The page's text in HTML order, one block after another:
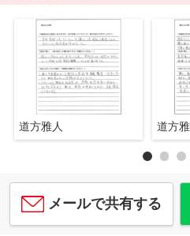
道方雅人 道方
メールで共有する